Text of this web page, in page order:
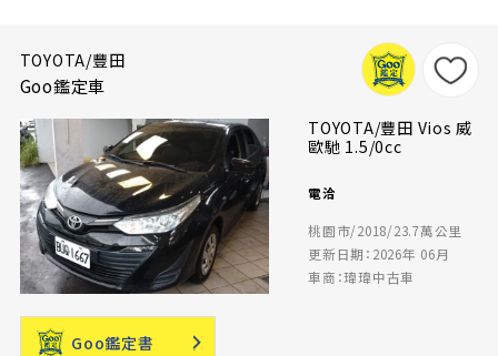
TOYOTA/豐田
Goo鑑定車
TOYOTA/豐田 Vios 威
歐馳 1.5/0cc
電洽
桃園市/2018/23.7萬公里
更新日期：2026年 06月
車商：瑋瑋中古車
Goo鑑定書